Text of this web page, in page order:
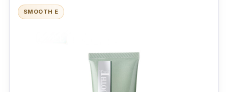
SMOOTH E